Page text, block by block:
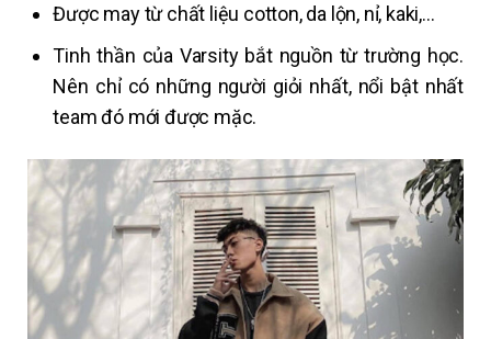
Được may từ chất liệu cotton, da lộn, nỉ, kaki,…
Tinh thần của Varsity bắt nguồn từ trường học.
Nên chỉ có những người giỏi nhất, nổi bật nhất
team đó mới được mặc.